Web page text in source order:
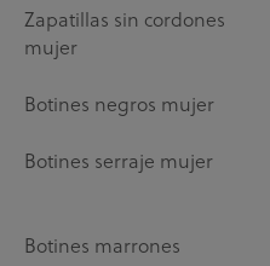
Zapatillas sin cordones
mujer
Botines negros mujer
Botines serraje mujer
Botines marrones